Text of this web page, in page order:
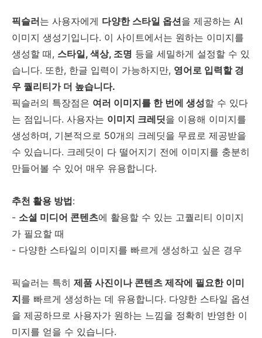
픽슬러는 사용자에게 다양한 스타일 옵션을 제공하는 AI
이미지 생성기입니다. 이 사이트에서는 원하는 이미지를
생성할 때, 스타일, 색상, 조명 등을 세밀하게 설정할 수 있
습니다. 또한, 한글 입력이 가능하지만, 영어로 입력할 경
우 퀄리티가 더 높습니다.
픽슬러의 특장점은 여러 이미지를 한 번에 생성할 수 있다
는 점입니다. 사용자는 이미지 크레딧을 이용해 이미지를
생성하며, 기본적으로 50개의 크레딧을 무료로 제공받을
수 있습니다. 크레딧이 다 떨어지기 전에 이미지를 충분히
만들어볼 수 있어 매우 유용합니다.
추천 활용 방법:
- 소셜 미디어 콘텐츠에 활용할 수 있는 고퀄리티 이미지
가 필요할 때
- 다양한 스타일의 이미지를 빠르게 생성하고 싶은 경우
픽슬러는 특히 제품 사진이나 콘텐츠 제작에 필요한 이미
지를 빠르게 생성하는 데 유용합니다. 다양한 스타일 옵션
을 제공하므로 사용자가 원하는 느낌을 정확히 반영한 이
미지를 얻을 수 있습니다.